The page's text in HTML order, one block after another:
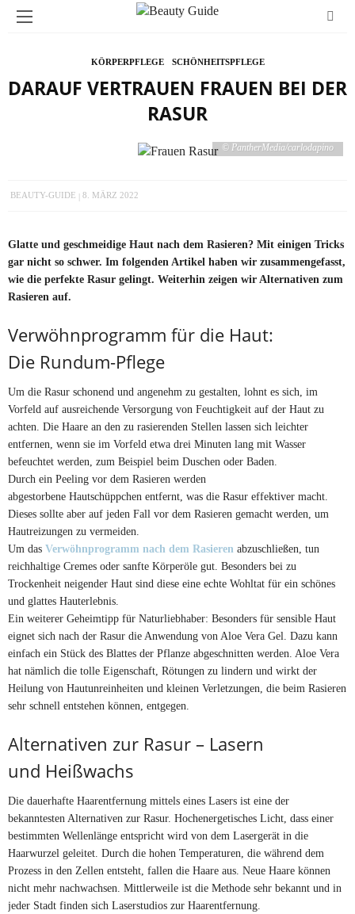
KÖRPERPFLEGE SCHÖNHEITSPFLEGE
DARAUF VERTRAUEN FRAUEN BEI DER
RASUR
© PantherMedia/carlodapino
BEAUTY-GUIDE 8. MÄRZ 2022
Glatte und geschmeidige Haut nach dem Rasieren? Mit einigen Tricks
gar nicht so schwer. Im folgenden Artikel haben wir zusammengefasst,
wie die perfekte Rasur gelingt. Weiterhin zeigen wir Alternativen zum
Rasieren auf.
Verwöhnprogramm für die Haut:
Die Rundum-Pflege
Um die Rasur schonend und angenehm zu gestalten, lohnt es sich, im
Vorfeld auf ausreichende Versorgung von Feuchtigkeit auf der Haut zu
achten. Die Haare an den zu rasierenden Stellen lassen sich leichter
entfernen, wenn sie im Vorfeld etwa drei Minuten lang mit Wasser
befeuchtet werden, zum Beispiel beim Duschen oder Baden.
Durch ein Peeling vor dem Rasieren werden
abgestorbene Hautschüppchen entfernt, was die Rasur effektiver macht.
Dieses sollte aber auf jeden Fall vor dem Rasieren gemacht werden, um
Hautreizungen zu vermeiden.
Um das Verwöhnprogramm nach dem Rasieren abzuschließen, tun
reichhaltige Cremes oder sanfte Körperöle gut. Besonders bei zu
Trockenheit neigender Haut sind diese eine echte Wohltat für ein schönes
und glattes Hauterlebnis.
Ein weiterer Geheimtipp für Naturliebhaber: Besonders für sensible Haut
eignet sich nach der Rasur die Anwendung von Aloe Vera Gel. Dazu kann
einfach ein Stück des Blattes der Pflanze abgeschnitten werden. Aloe Vera
hat nämlich die tolle Eigenschaft, Rötungen zu lindern und wirkt der
Heilung von Hautunreinheiten und kleinen Verletzungen, die beim Rasieren
sehr schnell entstehen können, entgegen.
Alternativen zur Rasur – Lasern
und Heißwachs
Die dauerhafte Haarentfernung mittels eines Lasers ist eine der
bekanntesten Alternativen zur Rasur. Hochenergetisches Licht, dass einer
bestimmten Wellenlänge entspricht wird von dem Lasergerät in die
Haarwurzel geleitet. Durch die hohen Temperaturen, die während dem
Prozess in den Zellen entsteht, fallen die Haare aus. Neue Haare können
nicht mehr nachwachsen. Mittlerweile ist die Methode sehr bekannt und in
jeder Stadt finden sich Laserstudios zur Haarentfernung.